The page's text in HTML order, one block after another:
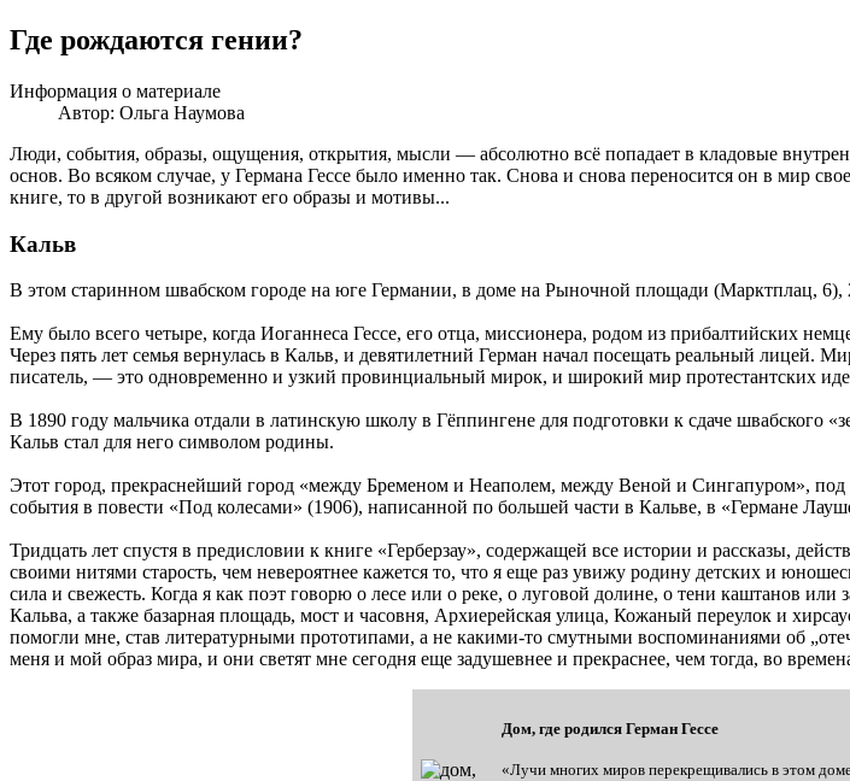
Где рождаются гении?
Информация о материале
Автор: Ольга Наумова
Люди, события, образы, ощущения, открытия, мысли — абсолютно всё попадает в кладовые
основ. Во всяком случае, у Германа Гессе было именно так. Снова и снова переносится он в мир
книге, то в другой возникают его образы и мотивы...
Кальв
В этом старинном швабском городе на юге Германии, в доме на Рыночной площади (Марктплац, 6),
Ему было всего четыре, когда Иоганнеса Гессе, его отца, миссионера, родом из прибалтийских
Через пять лет семья вернулась в Кальв, и девятилетний Герман начал посещать реальный лицей.
писатель, — это одновременно и узкий провинциальный мирок, и широкий мир протестантских
В 1890 году мальчика отдали в латинскую школу в Гёппингене для подготовки к сдаче швабского
Кальв стал для него символом родины.
Этот город, прекраснейший город «между Бременом и Неаполем, между Веной и Сингапуром», под
события в повести «Под колесами» (1906), написанной по большей части в Кальве, в «Германе
Тридцать лет спустя в предисловии к книге «Герберзау», содержащей все истории и рассказы,
своими нитями старость, чем невероятнее кажется то, что я еще раз увижу родину детских и
сила и свежесть. Когда я как поэт говорю о лесе или о реке, о луговой долине, о тени каштанов
Кальва, а также базарная площадь, мост и часовня, Архиерейская улица, Кожаный переулок и
помогли мне, став литературными прототипами, а не какими-то смутными воспоминаниями об
меня и мой образ мира, и они светят мне сегодня еще задушевнее и прекраснее, чем тогда, во
Дом, где родился Герман Гессе
«Лучи многих миров перекрещивались в этом